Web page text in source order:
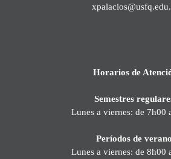
Horarios de
Semestres
Lunes a viernes: de 7h00
Períodos de
Lunes a viernes: de 8h00